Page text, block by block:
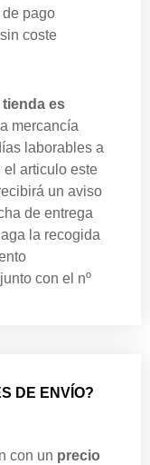
de pago
coste
es
mercancía
laborables a
articulo este
un aviso
de entrega
la recogida
con el nº
DE ENVÍO?
con un precio